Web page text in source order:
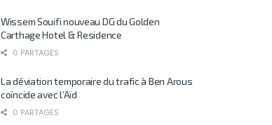
Wissem Souifi nouveau DG du Golden
Carthage Hotel & Residence
0 PARTAGES
La déviation temporaire du trafic à Ben Arous
coïncide avec l’Aïd
0 PARTAGES